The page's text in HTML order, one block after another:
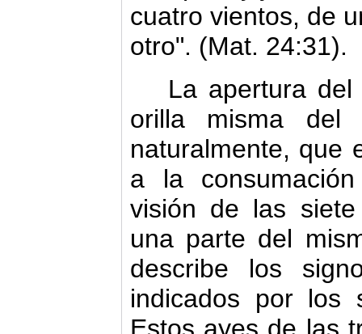
cuatro vientos, de
otro". (Mat. 24:31).
La apertura
orilla misma del
naturalmente, que
a la
visión de las
una parte del
describe los
indicados por los